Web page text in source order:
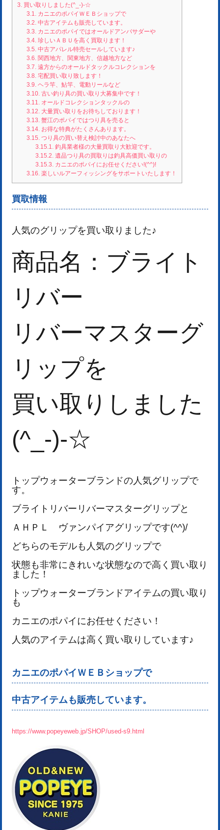
3. 買い取りしました(^_-)-☆
3.1.カニエのポパイＷＥＢショップで
3.2.中古アイテムも販売しています。
3.3.カニエのポパイではオールドアンバサダーや
3.4.珍しいＡＢＵを高く買取ります！
3.5.中古アパレル特売セールしています♪
3.6.関西地方、関東地方、信越地方など
3.7.遠方からのオールドタックルコレクションを
3.8.宅配買い取り致します！
3.9.ヘラ竿、鮎竿、電動リールなど
3.10.古い釣り具の買い取り大募集中です！
3.11.オールドコレクションタックルの
3.12.大量買い取りをお待ちしております！
3.13.蟹江のポパイではつり具を売ると
3.14.お得な特典がたくさんあります。
3.15.つり具の買い替え検討中のあなたへ
3.15.1. 釣具業者様の大量買取り大歓迎です。
3.15.2. 遺品つり具の買取りは釣具高価買い取りの
3.15.3. カニエのポパイにお任せください!(^^)!
3.16.楽しいルアーフィッシングをサポートいたします！
買取情報
人気のグリップを買い取りました♪
商品名：ブライト
リバー
リバーマスターグ
リップを
買い取りしました
(^_-)-☆
トップウォーターブランドの人気グリップで
す。
ブライトリバーリバーマスターグリップと
ＡＨＰＬ ヴァンパイアグリップです(^^)/
どちらのモデルも人気のグリップで
状態も非常にきれいな状態なので高く買い取り
ました！
トップウォーターブランドアイテムの買い取り
も
カニエのポパイにお任せください！
人気のアイテムは高く買い取りしています♪
カニエのポパイＷＥＢショップで
中古アイテムも販売しています。
https://www.popeyeweb.jp/SHOP/used-s9.html